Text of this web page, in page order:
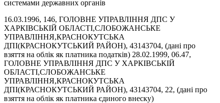
системами державних органів
16.03.1996, 146, ГОЛОВНЕ УПРАВЛІННЯ ДПС У
ХАРКІВСЬКІЙ ОБЛАСТІ,СЛОБОЖАНСЬКЕ
УПРАВЛІННЯ,КРАСНОКУТСЬКА
ДПІ(КРАСНОКУТСЬКИЙ РАЙОН), 43143704, (дані про
взяття на облік як платника податків) 28.02.1999, 06.47,
ГОЛОВНЕ УПРАВЛІННЯ ДПС У ХАРКІВСЬКІЙ
ОБЛАСТІ,СЛОБОЖАНСЬКЕ
УПРАВЛІННЯ,КРАСНОКУТСЬКА
ДПІ(КРАСНОКУТСЬКИЙ РАЙОН), 43143704, 22, (дані про
взяття на облік як платника єдиного внеску)